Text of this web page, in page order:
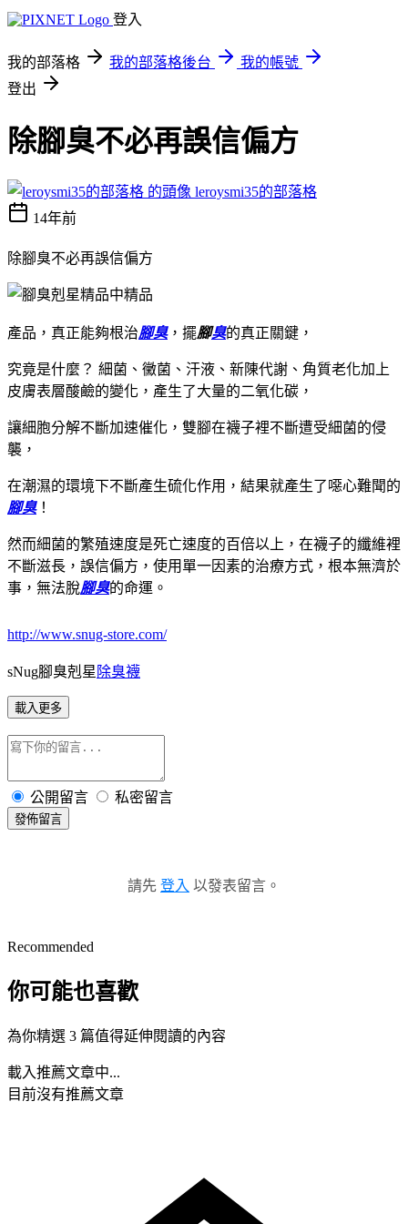
登入
我的部落格 我的部落格後台
我的帳號
登出
除腳臭不必再誤信偏方
leroysmi35的部落格
14年前
除腳臭不必再誤信偏方
產品，真正能夠根治腳臭，擺腳臭的真正關鍵，
究竟是什麼？ 細菌、黴菌、汗液、新陳代謝、角質老化加上
皮膚表層酸鹼的變化，產生了大量的二氧化碳，
讓細胞分解不斷加速催化，雙腳在襪子裡不斷遭受細菌的侵
襲，
在潮濕的環境下不斷產生硫化作用，結果就產生了噁心難聞的
腳臭！
然而細菌的繁殖速度是死亡速度的百倍以上，在襪子的纖維裡
不斷滋長，誤信偏方，使用單一因素的治療方式，根本無濟於
事，無法脫腳臭的命運。
http://www.snug-store.com/
sNug腳臭剋星 除臭襪
載入更多
公開留言 私密留言
發佈留言
請先 登入 以發表留言。
Recommended
你可能也喜歡
為你精選 3 篇值得延伸閱讀的內容
載入推薦文章中...
目前沒有推薦文章